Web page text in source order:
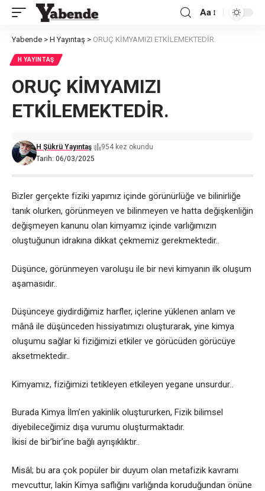
Font
Resizer
Aa
Yabende > H Yayıntaş > ORUÇ KİMYAMIZI ETKİLEMEKTEDİR.
H YAYINTAŞ
ORUÇ KİMYAMIZI
ETKİLEMEKTEDİR.
Tarih: 06/03/2025
H Şükrü Yayıntaş 954 kez okundu
Bizler gerçekte fiziki yapımız içinde görünürlüğe ve bilinirliğe
tanık olurken, görünmeyen ve bilinmeyen ve hatta değişkenliğin
değişmeyen kanunu olan kimyamız içinde varlığımızın
oluştuğunun idrakına dikkat çekmemiz gerekmektedir..
Düşünce, görünmeyen varoluşu ile bir nevi kimyanın ilk oluşum
aşamasıdır..
Düşünceye giydirdiğimiz harfler, içlerine yüklenen anlam ve
mânâ ile düşünceden hissiyatımızı oluşturarak, yine kimya
oluşumu sağlar ki fiziğimizi etkiler ve görücüden görücüye
aksetmektedir..
Kimyamız, fiziğimizi tetikleyen etkileyen yegane unsurdur..
Burada Kimya İlm’en yakinlik oluştururken, Fizik bilimsel
diyebileceğimiz dışa vurumu oluşturmaktadır.
İkisi de bir’bir’ine bağlı ayrışıklıktır..
Misâl; bu ara çok popüler bir duyum olan metafizik kavramı
mevcuttur, lakin Kimya saflığını varlığında koruduğundan önüne